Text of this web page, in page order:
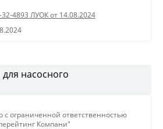
32-4893 ЛУОК от 14.08.2024
насосного
с ограниченной ответственностью
Компани"